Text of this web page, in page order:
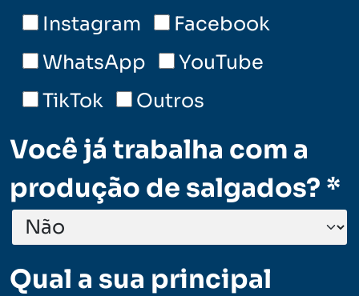
Instagram
Facebook
WhatsApp
YouTube
TikTok
Outros
Você já trabalha com a
produção de salgados? *
Qual a sua principal